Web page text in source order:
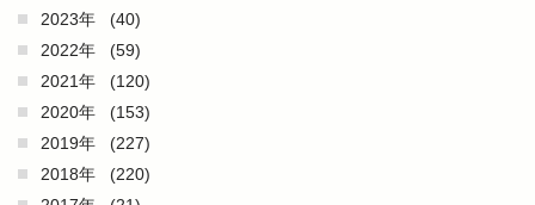
2023年
(40)
2022年
(59)
2021年
(120)
2020年
(153)
2019年
(227)
2018年
(220)